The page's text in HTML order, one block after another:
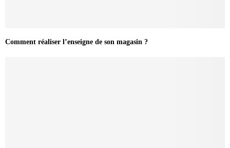
Comment réaliser l’enseigne de son magasin ?